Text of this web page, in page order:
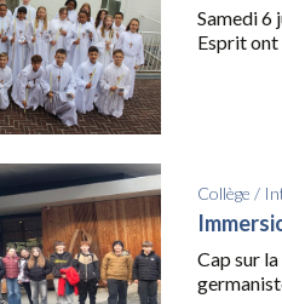
Samedi 6
Esprit ont
Collège /
Cap sur